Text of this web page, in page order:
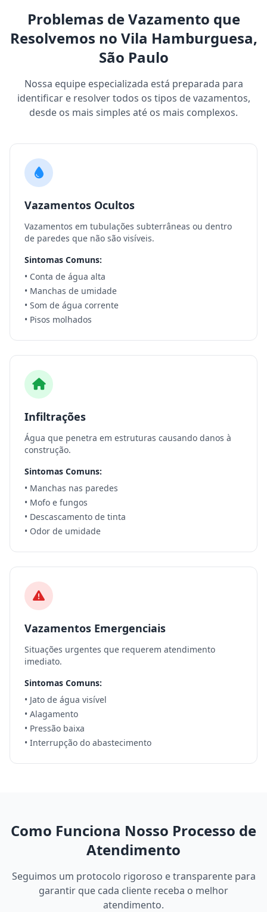
Problemas de Vazamento que
Resolvemos no Vila Hamburguesa,
São Paulo
Nossa equipe especializada está preparada para
identificar e resolver todos os tipos de vazamentos,
desde os mais simples até os mais complexos.
Vazamentos Ocultos
Vazamentos em tubulações subterrâneas ou dentro
de paredes que não são visíveis.
Sintomas Comuns:
• Conta de água alta
• Manchas de umidade
• Som de água corrente
• Pisos molhados
Infiltrações
Água que penetra em estruturas causando danos à
construção.
Sintomas Comuns:
• Manchas nas paredes
• Mofo e fungos
• Descascamento de tinta
• Odor de umidade
Vazamentos Emergenciais
Situações urgentes que requerem atendimento
imediato.
Sintomas Comuns:
• Jato de água visível
• Alagamento
• Pressão baixa
• Interrupção do abastecimento
Como Funciona Nosso Processo de
Atendimento
Seguimos um protocolo rigoroso e transparente para
garantir que cada cliente receba o melhor
atendimento.